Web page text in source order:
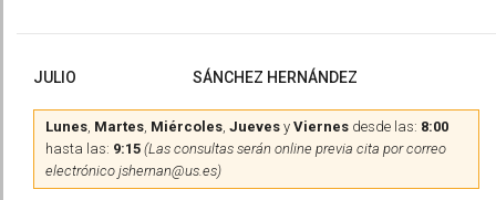
JULIO SÁNCHEZ HERNÁNDEZ
Lunes, Martes, Miércoles, Jueves y Viernes desde las: 8:00
hasta las: 9:15 (Las consultas serán online previa cita por correo
electrónico jshernan@us.es)